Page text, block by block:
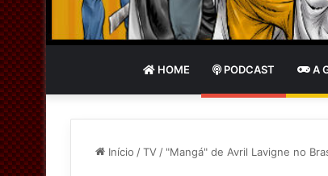
HOME PODCAST A
Início /TV / "Mangá" de Avril Lavigne no